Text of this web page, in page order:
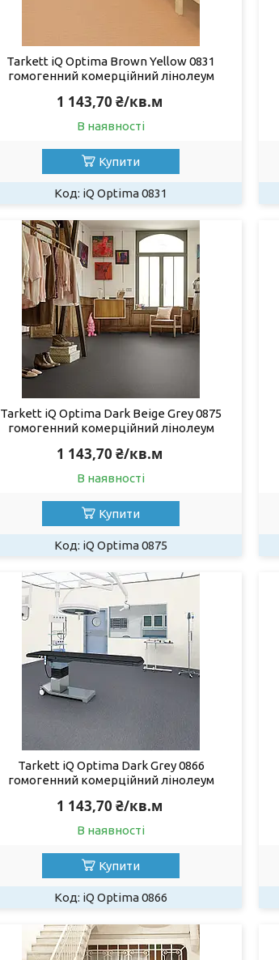
Tarkett iQ Optima Brown Yellow 0831
гомогенний комерційний лінолеум
1 143,70 ₴/кв.м
В наявності
Купити
iQ Optima 0831
Tarkett iQ Optima Dark Beige Grey 0875
гомогенний комерційний лінолеум
1 143,70 ₴/кв.м
В наявності
Купити
iQ Optima 0875
Tarkett iQ Optima Dark Grey 0866
гомогенний комерційний лінолеум
1 143,70 ₴/кв.м
В наявності
Купити
iQ Optima 0866